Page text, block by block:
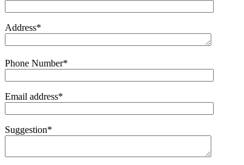
Address*
Phone Number*
Email address*
Suggestion*